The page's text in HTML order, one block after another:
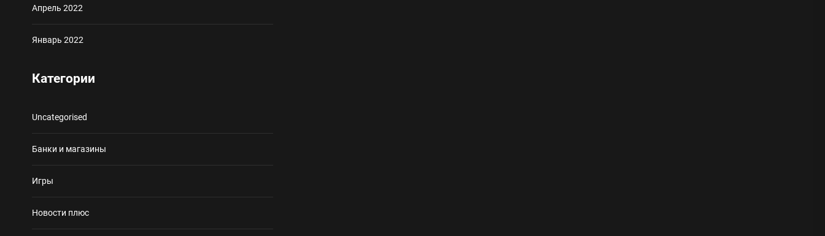
Апрель 2022
Январь 2022
Категории
Uncategorised
Банки и магазины
Игры
Новости плюс